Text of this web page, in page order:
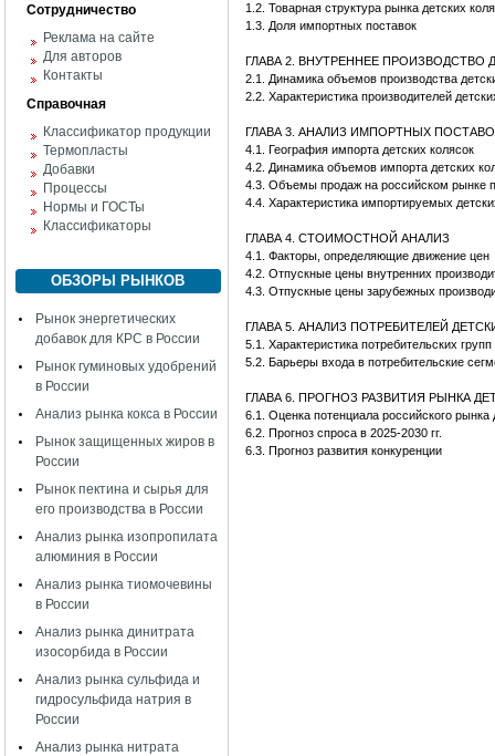
Сотрудничество
Реклама на сайте
Для авторов
Контакты
Справочная
Классификатор продукции
Термопласты
Добавки
Процессы
Нормы и ГОСТы
Классификаторы
ОБЗОРЫ РЫНКОВ
Рынок энергетических
добавок для КРС в России
Рынок гуминовых удобрений
в России
Анализ рынка кокса в России
Рынок защищенных жиров в
России
Рынок пектина и сырья для
его производства в России
Анализ рынка изопропилата
алюминия в России
Анализ рынка тиомочевины
в России
Анализ рынка динитрата
изосорбида в России
Анализ рынка сульфида и
гидросульфида натрия в
России
Анализ рынка нитрата
1.2. Товарная структура рынка детских
1.3. Доля импортных поставок
ГЛАВА 2. ВНУТРЕННЕЕ ПРОИЗВОДСТВО
2.1. Динамика объемов производства
2.2. Характеристика производителей
ГЛАВА 3. АНАЛИЗ ИМПОРТНЫХ
4.1. География импорта детских колясок
4.2. Динамика объемов импорта детских
4.3. Объемы продаж на российском рынке
4.4. Характеристика импортируемых
ГЛАВА 4. СТОИМОСТНОЙ АНАЛИЗ
4.1. Факторы, определяющие движение цен
4.2. Отпускные цены внутренних
4.3. Отпускные цены зарубежных
ГЛАВА 5. АНАЛИЗ ПОТРЕБИТЕЛЕЙ
5.1. Характеристика потребительских групп
5.2. Барьеры входа в потребительские
ГЛАВА 6. ПРОГНОЗ РАЗВИТИЯ РЫНКА
6.1. Оценка потенциала российского рынка
6.2. Прогноз спроса в 2025-2030 гг.
6.3. Прогноз развития конкуренции